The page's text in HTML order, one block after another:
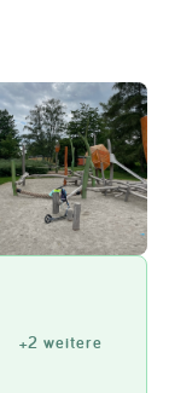
+2 weitere